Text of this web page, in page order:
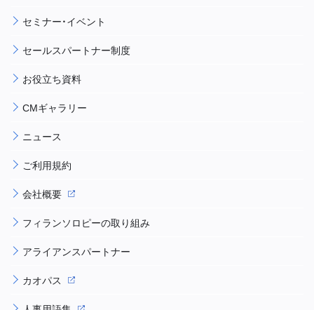
セミナー・イベント
セールスパートナー制度
お役立ち資料
CMギャラリー
ニュース
ご利用規約
会社概要
フィランソロピーの取り組み
アライアンスパートナー
カオパス